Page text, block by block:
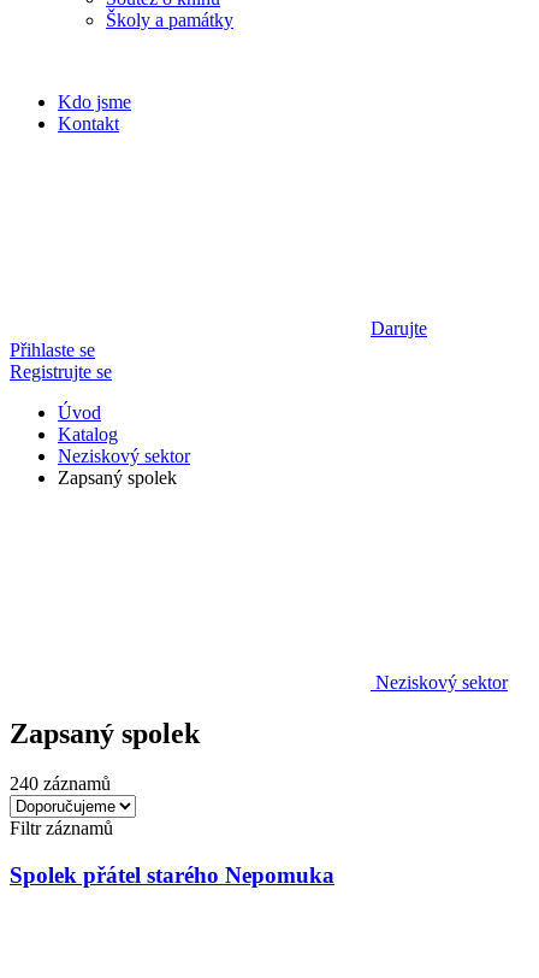
Školy a památky
Kdo jsme
Kontakt
Darujte
Přihlaste se
Registrujte se
Úvod
Katalog
Neziskový sektor
Zapsaný spolek
Neziskový sektor
Zapsaný spolek
240 záznamů
Filtr záznamů
Spolek přátel starého Nepomuka